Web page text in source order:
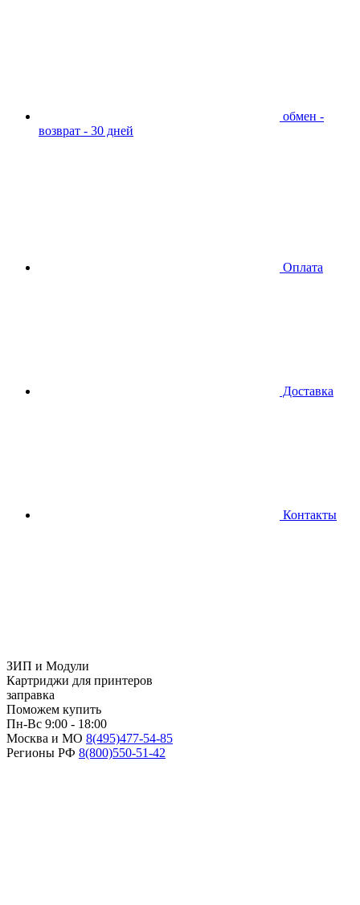
обмен -
возврат - 30 дней
Оплата
Доставка
Контакты
ЗИП и Модули
Картриджи для принтеров
заправка
Поможем купить
Пн-Вс 9:00 - 18:00
Москва и МО 8(495)477-54-85
Регионы РФ 8(800)550-51-42